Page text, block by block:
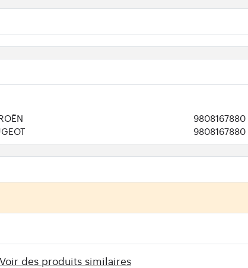
9808167880
9808167880
Voir des produits similaires